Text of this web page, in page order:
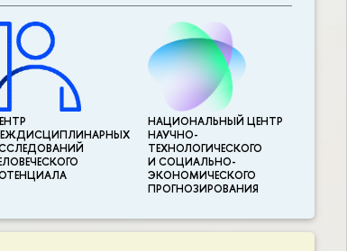
НАЦИОНАЛЬНЫЙ ЦЕНТР
НАУЧНО-
ТЕХНОЛОГИЧЕСКОГО
И СОЦИАЛЬНО-
ЭКОНОМИЧЕСКОГО
ПРОГНОЗИРОВАНИЯ